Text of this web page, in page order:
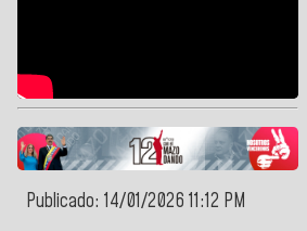
Publicado: 14/01/2026 11:12 PM